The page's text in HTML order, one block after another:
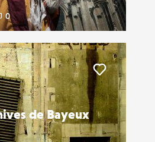
0
de Bayeux
Liker